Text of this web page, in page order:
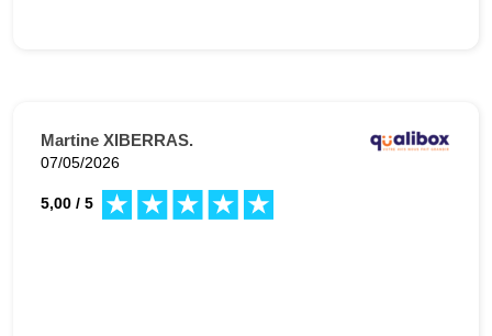
Martine XIBERRAS.
07/05/2026
5,00 / 5